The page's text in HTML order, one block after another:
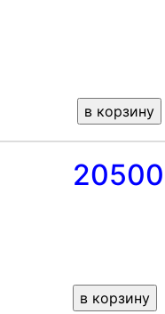
20500